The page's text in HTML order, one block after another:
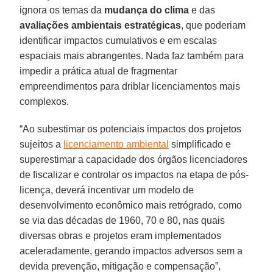
ignora os temas da mudança do clima e das
avaliações ambientais estratégicas, que poderiam
identificar impactos cumulativos e em escalas
espaciais mais abrangentes. Nada faz também para
impedir a prática atual de fragmentar
empreendimentos para driblar licenciamentos mais
complexos.
“Ao subestimar os potenciais impactos dos projetos
sujeitos a licenciamento ambiental simplificado e
superestimar a capacidade dos órgãos licenciadores
de fiscalizar e controlar os impactos na etapa de pós-
licença, deverá incentivar um modelo de
desenvolvimento econômico mais retrógrado, como
se via das décadas de 1960, 70 e 80, nas quais
diversas obras e projetos eram implementados
aceleradamente, gerando impactos adversos sem a
devida prevenção, mitigação e compensação”,